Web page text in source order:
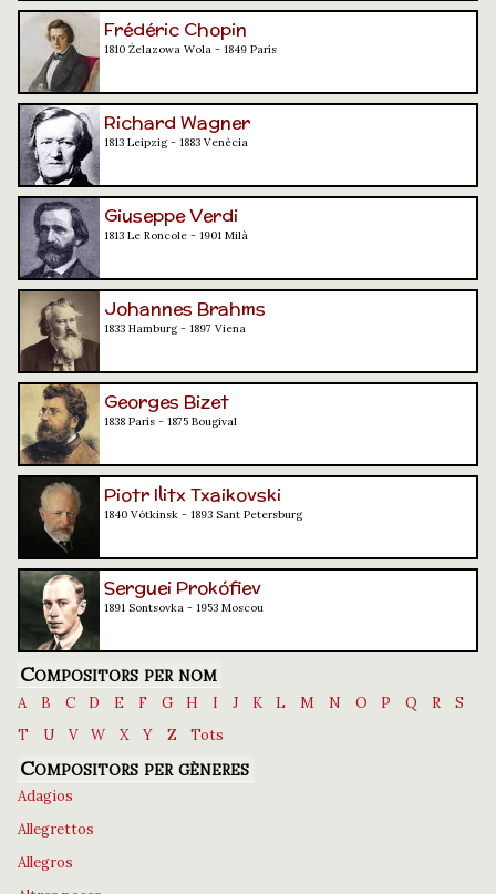
Frédéric Chopin
1810 Żelazowa Wola - 1849 París
Richard Wagner
1813 Leipzig - 1883 Venècia
Giuseppe Verdi
1813 Le Roncole - 1901 Milà
Johannes Brahms
1833 Hamburg - 1897 Viena
Georges Bizet
1838 París - 1875 Bougival
Piotr Ilitx Txaikovski
1840 Vótkinsk - 1893 Sant Petersburg
Serguei Prokófiev
1891 Sontsovka - 1953 Moscou
Compositors per nom
A B C D E F G H I J K L M N O P Q R
S
T
U V W X Y Z Tots
Compositors per gèneres
Adagios
Allegrettos
Allegros